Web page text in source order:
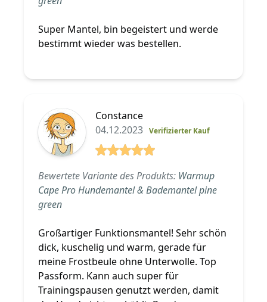
Super Mantel, bin begeistert und werde
bestimmt wieder was bestellen.
Constance
04.12.2023 Verifizierter Kauf
Bewertete Variante des Produkts: Warmup
Cape Pro Hundemantel & Bademantel pine
green
Großartiger Funktionsmantel! Sehr schön
dick, kuschelig und warm, gerade für
meine Frostbeule ohne Unterwolle. Top
Passform. Kann auch super für
Trainingspausen genutzt werden, damit